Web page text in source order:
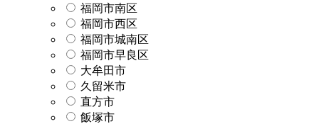
福岡市南区
福岡市西区
福岡市城南区
福岡市早良区
大牟田市
久留米市
直方市
飯塚市